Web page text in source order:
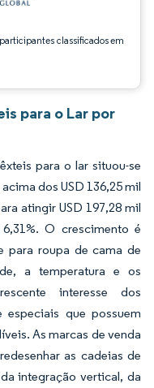
classificados em
para o Lar por
para o lar situou-se
dos USD 136,25 mil
atingir USD 197,28 mil
O crescimento é
para roupa de cama de
a temperatura e os
interesse dos
que possuem
As marcas de venda
as cadeias de
integração vertical, da